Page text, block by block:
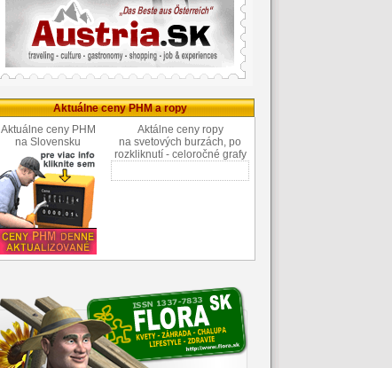
Aktuálne ceny PHM a ropy
Aktuálne ceny PHM
na Slovensku
Aktálne ceny ropy
na svetových burzách, po
rozkliknutí - celoročné grafy